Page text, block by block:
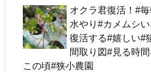
オクラ君復活！#
水やり#カメムシ
復活する#嬉しい#
間取り図#見る時
この頃#狭小農園